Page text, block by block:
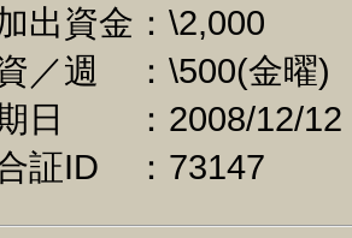
出資金：\2,000
／週 ：\500(金曜)
日 ：2008/12/12
証ID ：73147